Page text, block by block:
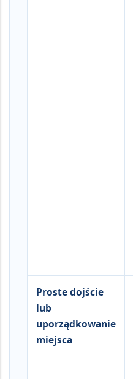
Proste dojście
lub
uporządkowanie
miejsca